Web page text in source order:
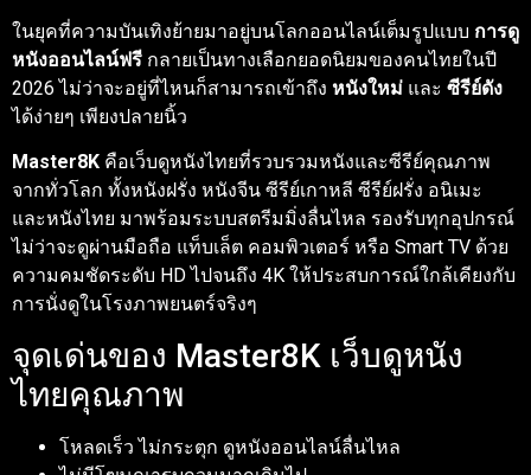
ในยุคที่ความบันเทิงย้ายมาอยู่บนโลกออนไลน์เต็มรูปแบบ การดู
หนังออนไลน์ฟรี กลายเป็นทางเลือกยอดนิยมของคนไทยในปี
2026 ไม่ว่าจะอยู่ที่ไหนก็สามารถเข้าถึง หนังใหม่ และ ซีรีย์ดัง
ได้ง่ายๆ เพียงปลายนิ้ว
Master8K คือเว็บดูหนังไทยที่รวบรวมหนังและซีรีย์คุณภาพ
จากทั่วโลก ทั้งหนังฝรั่ง หนังจีน ซีรีย์เกาหลี ซีรีย์ฝรั่ง อนิเมะ
และหนังไทย มาพร้อมระบบสตรีมมิ่งลื่นไหล รองรับทุกอุปกรณ์
ไม่ว่าจะดูผ่านมือถือ แท็บเล็ต คอมพิวเตอร์ หรือ Smart TV ด้วย
ความคมชัดระดับ HD ไปจนถึง 4K ให้ประสบการณ์ใกล้เคียงกับ
การนั่งดูในโรงภาพยนตร์จริงๆ
จุดเด่นของ Master8K เว็บดูหนัง
ไทยคุณภาพ
โหลดเร็ว ไม่กระตุก ดูหนังออนไลน์ลื่นไหล